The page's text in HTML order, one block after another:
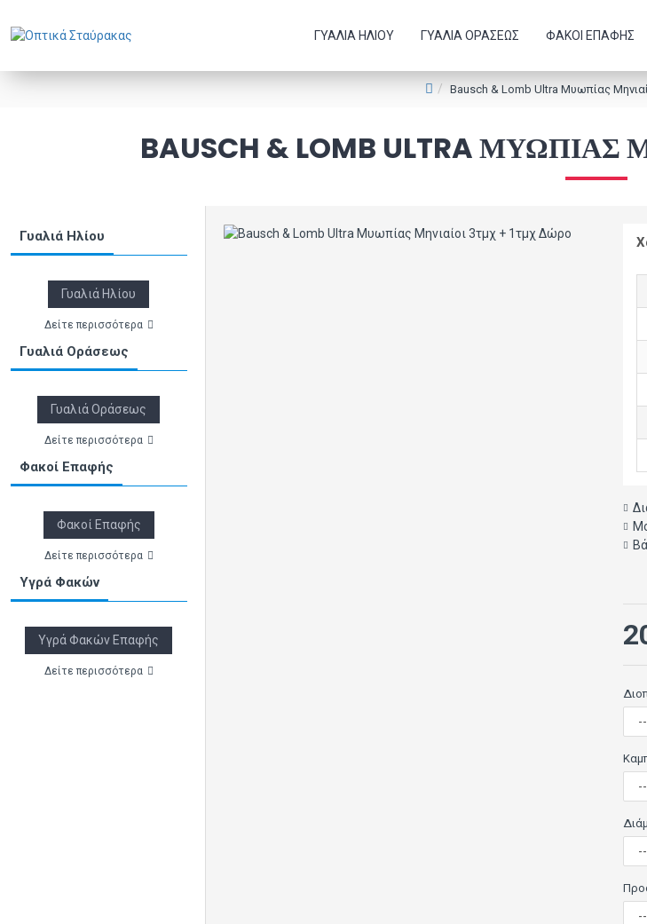
ΓΥΑΛΙΆ ΗΛΊΟΥ ΓΥΑΛΙΆ ΟΡΆΣΕΩΣ ΦΑΚΟΊ ΕΠΑΦΉΣ
Bausch & Lomb Ultra Μυωπίας
BAUSCH & LOMB ULTRA
Γυαλιά Ηλίου
Γυαλιά Ηλίου
Δείτε περισσότερα
Γυαλιά Οράσεως
Γυαλιά Οράσεως
Δείτε περισσότερα
Φακοί Επαφής
Φακοί Επαφής
Δείτε περισσότερα
Υγρά Φακών
Υγρά Φακών Επαφής
Δείτε περισσότερα